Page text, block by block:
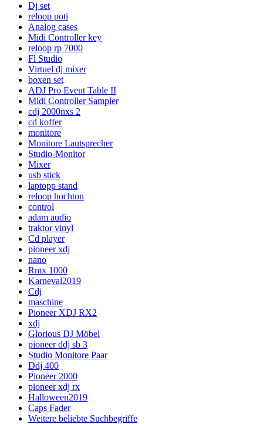
Dj set
reloop poti
Analog cases
Midi Controller key
reloop rp 7000
Fl Studio
Virtuel dj mixer
boxen set
ADJ Pro Event Table II
Midi Controller Sampler
cdj 2000nxs 2
cd koffer
monitore
Monitore Lautsprecher
Studio-Monitor
Mixer
usb stick
laptopp stand
reloop hochton
control
adam audio
traktor vinyl
Cd player
pioneer xdj
nano
Rmx 1000
Karneval2019
Cdj
maschine
Pioneer XDJ RX2
xdj
Glorious DJ Möbel
pioneer ddj sb 3
Studio Monitore Paar
Ddj 400
Pioneer 2000
pioneer xdj rx
Halloween2019
Caps Fader
Weitere beliebte Suchbegriffe